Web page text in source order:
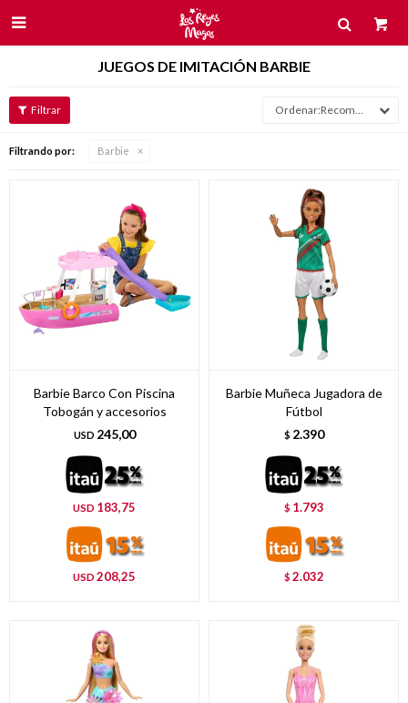

JUEGOS DE IMITACIÓN BARBIE
Recomendados
Filtrando por: Barbie
Barbie Barco Con Piscina
Tobogán y accesorios
USD 245,00
USD 183,75
USD 208,25
Barbie Muñeca Jugadora de
Fútbol
$ 2.390
$ 1.793
$2.032